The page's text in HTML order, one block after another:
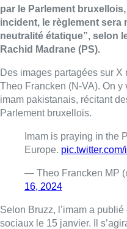
par le Parlement
incident, le règlement sera
neutralité étatique”, selon
Rachid Madrane (PS).
Des images partagées sur X
Theo Francken (N-VA). On y
imam pakistanais, récitant
Parlement bruxellois.
Imam is praying in the
Europe.
— Theo Francken MP
16, 2024
Selon Bruzz, l’imam a
sociaux le 15 janvier. Il